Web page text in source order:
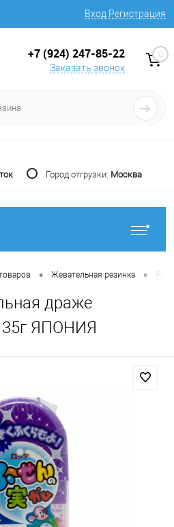
Вход Регистрация
+7 (924) 247-85-22
Заказать звонок
0
Город отгрузки: Москва
• Жевательная резинка •
драже
35г ЯПОНИЯ